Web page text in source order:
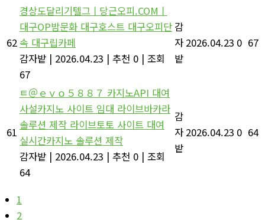
62
경상도달리기텔그ㅣ당근오피.COMㅣ
대구OP밤문화 대구호스트 대구오피단
속 대구립카페
감자밭 | 2026.04.23 | 추천 0 | 조회
67
감
자
밭
2026.04.23 0 67
61
ㅌ＠ｅｖｏ５８８７ 카지노API 대여
사설카지노 사이트 임대 라이브바카라
솔루션 제작 라이브토토 사이트 대여
실시간카지노 솔루션 제작
감자밭 | 2026.04.23 | 추천 0 | 조회
64
감
자
밭
2026.04.23 0 64
1
2